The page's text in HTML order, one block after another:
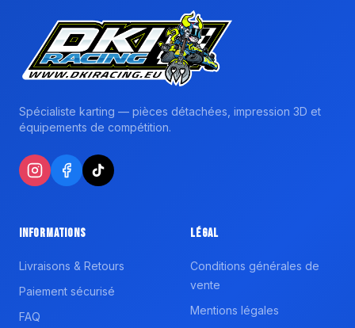
Spécialiste karting — pièces détachées, impression 3D et
équipements de compétition.
Informations
Livraisons & Retours
Paiement sécurisé
FAQ
Légal
Conditions générales de
vente
Mentions légales